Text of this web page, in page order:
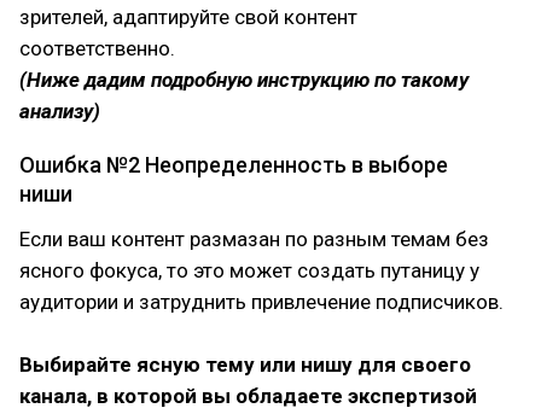
зрителей, адаптируйте свой контент
соответственно.
(Ниже дадим подробную инструкцию по такому
анализу)
Ошибка №2 Неопределенность в выборе
ниши
Если ваш контент размазан по разным темам без
ясного фокуса, то это может создать путаницу у
аудитории и затруднить привлечение подписчиков.
Выбирайте ясную тему или нишу для своего
канала, в которой вы обладаете экспертизой